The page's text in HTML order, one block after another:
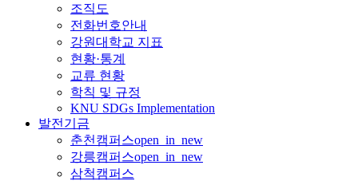
조직도
전화번호안내
강원대학교 지표
현황·통계
교류 현황
학칙 및 규정
KNU SDGs Implementation
발전기금
춘천캠퍼스open_in_new
강릉캠퍼스open_in_new
삼척캠퍼스